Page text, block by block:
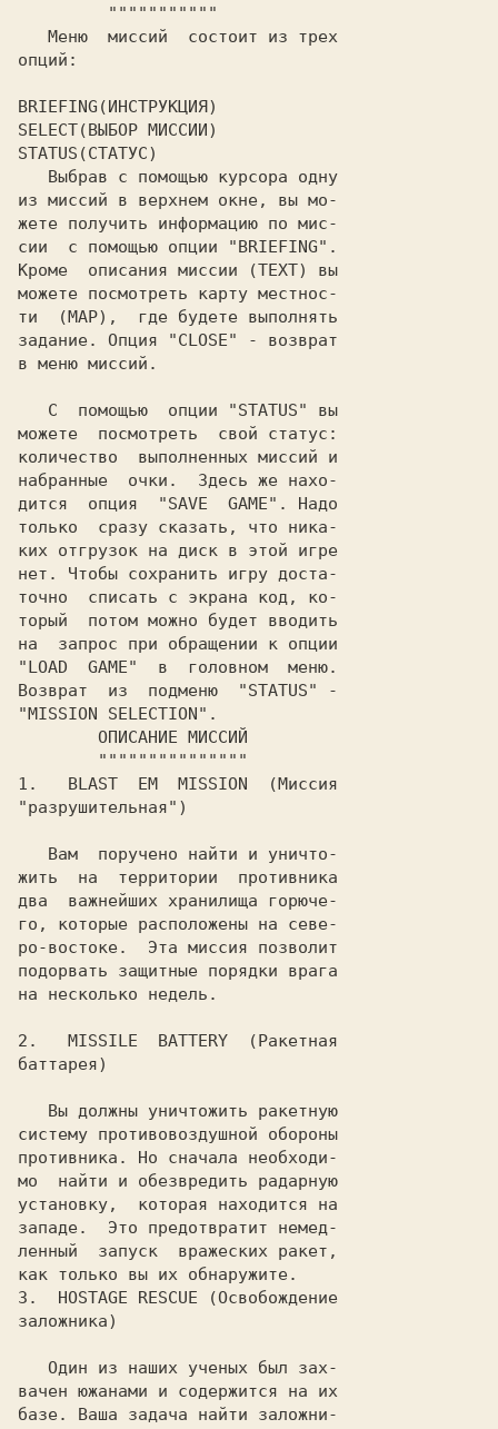
BRIEFING(ИНСТРУКЦИЯ)
SELECT(ВЫБОР МИССИИ)
STATUS(СТАТУС)
из миссий в верхнем окне, вы мо-
жете получить информацию по мис-
сии  с помощью опции "BRIEFING".
Кроме  описания миссии (TEXT) вы
можете посмотреть карту местнос-
ти  (MAP),  где будете выполнять
задание. Опция "CLOSE" - возврат
в меню миссий.
   С  помощью  опции "
STATUS" вы
можете  посмотреть  свой статус:
количество  выполненных миссий и
набранные  очки.  Здесь же нахо-
дится  опция  "SAVE  GAME". Надо
только  сразу сказать, что ника-
ких отгрузок на диск в этой игре
нет. Чтобы сохранить игру доста-
точно  списать с экрана код, ко-
торый  потом можно будет вводить
на  запрос при обращении к опции
"LOAD  GAME"  в  головном  меню.
Возврат  из  подменю  "STATUS" -
"MISSION SELECTION
1.
   BLAST  EM  MISSION
  (Миссия
"разрушительная")
жить  на  территории  противника
два  важнейших хранилища горюче-
го, которые расположены на севе-
ро-востоке.  Эта миссия позволит
подорвать защитные порядки врага
на несколько недель.
2.
   MISSILE  BATTERY
  (Ракетная
баттарея)
систему противовоздушной обороны
противника. Но сначала необходи-
мо  найти и обезвредить радарную
установку,  которая находится на
западе.  Это предотвратит немед-
ленный  запуск  вражеских ракет,
как только вы их обнаружите.
3.
  HOSTAGE RESCUE
(Освобождение
заложника)
вачен южанами и содержится на их
базе. Ваша задача найти заложни-